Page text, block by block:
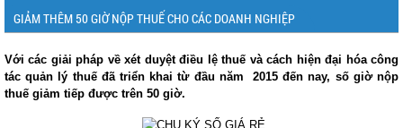
GIẢM THÊM 50 GIỜ NỘP THUẾ CHO CÁC DOANH NGHIỆP
Với các giải pháp về xét duyệt điều lệ thuế và cách hiện đại hóa công
tác quản lý thuế đã triển khai từ đầu năm 2015 đến nay, số giờ nộp
thuế giảm tiếp được trên 50 giờ.